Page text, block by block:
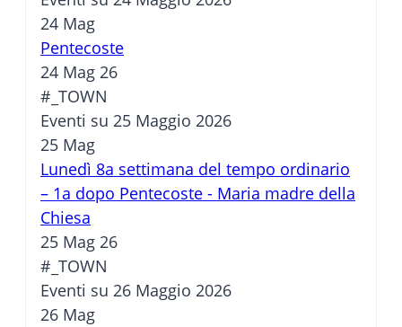
24 Mag
Pentecoste
24 Mag 26
#_TOWN
Eventi su 25 Maggio 2026
25 Mag
Lunedì 8a settimana del tempo ordinario
– 1a dopo Pentecoste - Maria madre della
Chiesa
25 Mag 26
#_TOWN
Eventi su 26 Maggio 2026
26 Mag